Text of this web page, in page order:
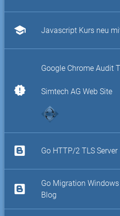
school Javascript Kurs neu
new_releases
Google Chrome Audit
Simtech AG Web Site
Go HTTP/2 TLS Server
Go Migration
Blog